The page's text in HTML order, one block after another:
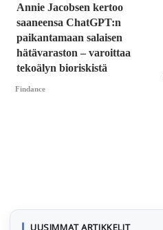
Annie Jacobsen kertoo
saaneensa ChatGPT:n
paikantamaan salaisen
hätävaraston – varoittaa
tekoälyn bioriskistä
Findance
UUSIMMAT ARTIKKELIT